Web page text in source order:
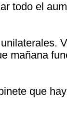
todo el
mañana
que